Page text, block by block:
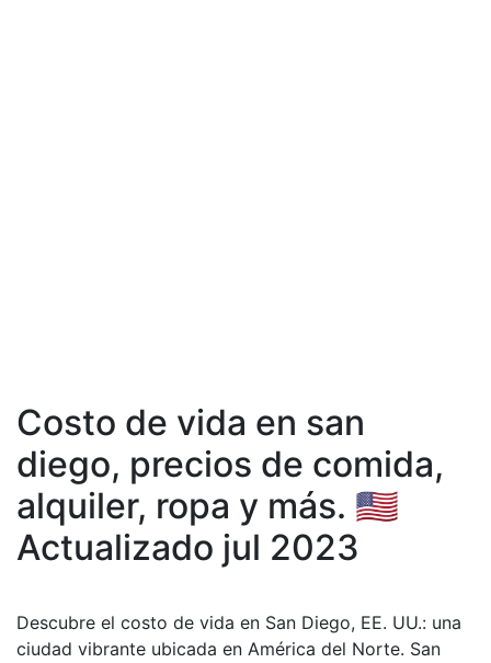
Costo de vida en san
diego, precios de comida,
аlquiler, ropa y más. 🇺🇸
Actualizado jul 2023
Descubre el costo de vida en San Diego, EE. UU.: una
ciudad vibrante ubicada en América del Norte. San